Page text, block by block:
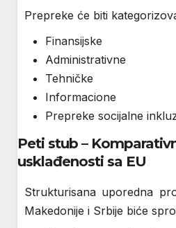
Prepreke će biti
Finansijske
Administrativne
Tehničke
Informacione
Prepreke socijalne
Peti stub –
usklađenosti sa EU
Strukturisana uporedna
Makedonije i Srbije biće